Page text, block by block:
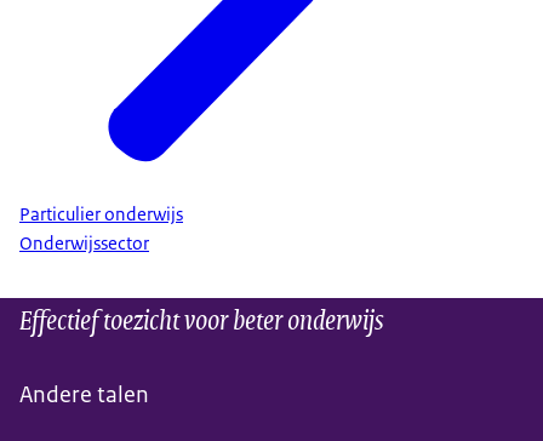
Particulier onderwijs
Onderwijssector
Effectief toezicht voor beter onderwijs
Andere talen